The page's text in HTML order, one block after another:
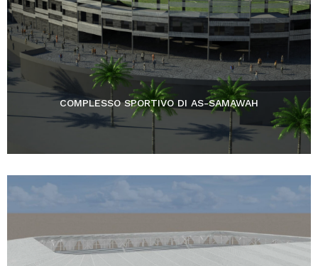
COMPLESSO SPORTIVO DI AS-SAMAWAH